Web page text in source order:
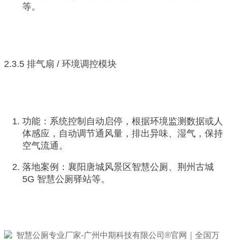
等。
2.3.5 排气扇 / 环境调控模块
功能：系统控制自动启停，根据环境监测数据或人
体感应，自动调节通风量，排出异味、湿气，保持
空气流通。
落地案例：襄阳唐城风景区智慧公厕、荆州古城
5G 智慧公厕驿站等。